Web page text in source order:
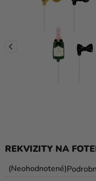
REKVIZITY NA
Priemerné
Neohodnotené